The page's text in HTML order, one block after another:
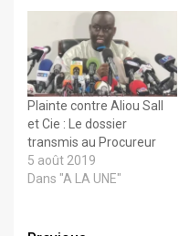
Plainte contre Aliou Sall
et Cie : Le dossier
transmis au Procureur
5 août 2019
Dans "A LA UNE"